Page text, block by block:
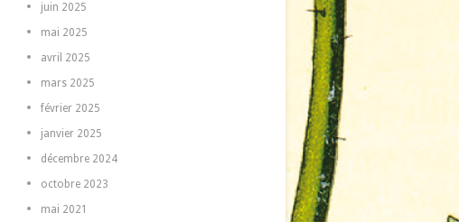
juin 2025
mai 2025
avril 2025
mars 2025
février 2025
janvier 2025
décembre 2024
octobre 2023
mai 2021